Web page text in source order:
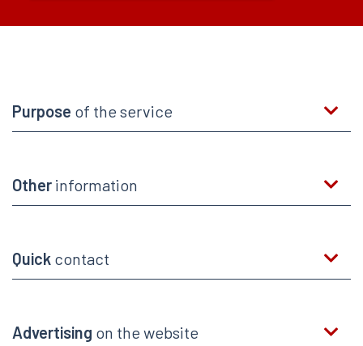
Purpose of the service
Other information
Quick contact
Advertising on the website